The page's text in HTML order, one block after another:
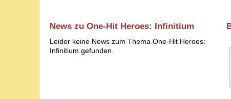
News zu One-Hit Heroes: Infinitium
Leider keine News zum Thema One-Hit Heroes:
Infinitium gefunden.